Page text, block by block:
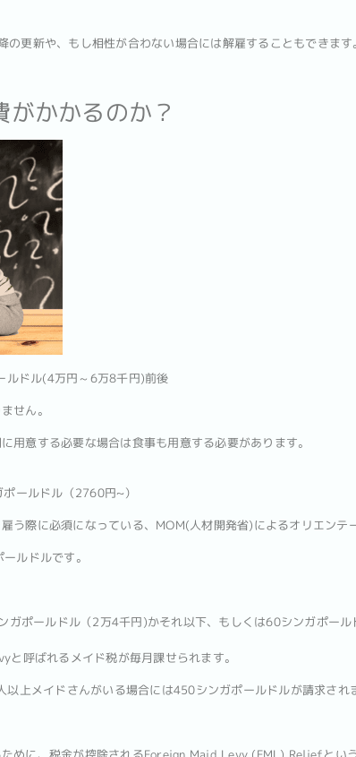
の更新や、もし相性が合わない場合には解雇することもできます
かかるのか？
ドル(4万円～6万8千円)前後
せん。
用意する必要な場合は食事も用意する必要があります。
ールドル（2760円~）
う際に必須になっている、MOM(人材開発省)によるオリエンテ
ルドルです。
ポールドル（2万4千円)かそれ以下、もしくは60シンガポー
呼ばれるメイド税が毎月課せられます。
上メイドさんがいる場合には450シンガポールドルが請求され